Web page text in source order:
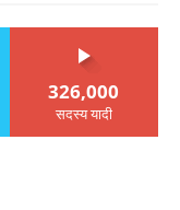
326,000
सदस्य यादी